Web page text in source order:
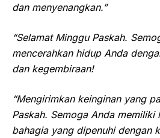
dan menyenangkan.”
“Selamat Minggu Paskah.
mencerahkan hidup Anda
dan kegembiraan!
“Mengirimkan keinginan yang
Paskah. Semoga Anda memiliki
bahagia yang dipenuhi dengan